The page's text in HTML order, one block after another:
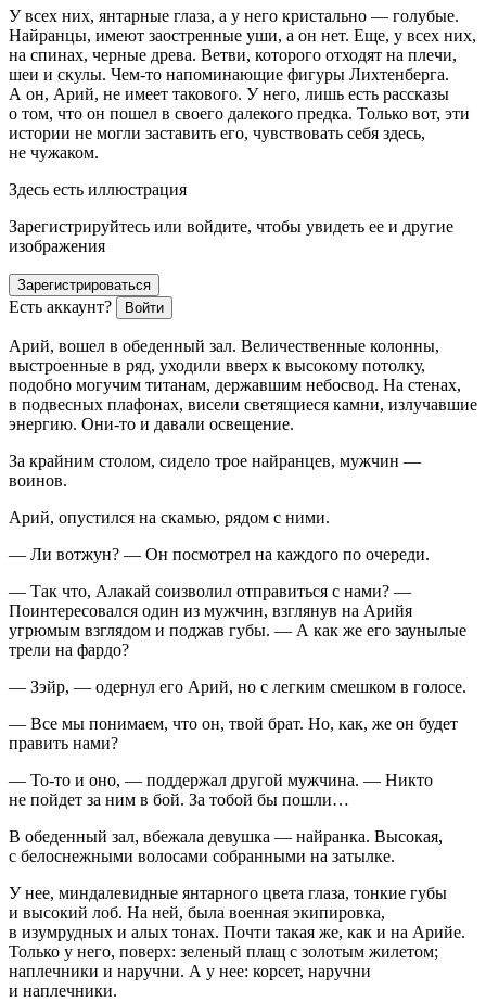
У всех них, янтарные глаза, а у него кристально — голубые.
Найранцы, имеют заостренные уши, а он нет. Еще, у всех них,
на спинах, черные древа. Ветви, которого отходят на плечи,
шеи и скулы. Чем-то напоминающие фигуры Лихтенберга.
А он, Арий, не имеет такового. У него, лишь есть рассказы
о том, что он пошел в своего далекого предка. Только вот, эти
истории не могли заставить его, чувствовать себя здесь,
не чужаком.
Здесь есть иллюстрация
Зарегистрируйтесь или войдите, чтобы увидеть ее и другие
изображения
Зарегистрироваться
Есть аккаунт? Войти
Арий, вошел в обеденный зал. Величественные колонны,
выстроенные в ряд, уходили вверх к высокому потолку,
подобно могучим титанам, державшим небосвод. На стенах,
в подвесных плафонах, висели светящиеся камни, излучавшие
энергию. Они-то и давали освещение.
За крайним столом, сидело трое найранцев, мужчин —
воинов.
Арий, опустился на скамью, рядом с ними.
— Ли вотжун? — Он посмотрел на каждого по очереди.
— Так что, Алакай соизволил отправиться с нами? —
Поинтересовался один из мужчин, взглянув на Арийя
угрюмым взглядом и поджав губы. — А как же его заунылые
трели на фардо?
— Зэйр, — одернул его Арий, но с легким смешком в голосе.
— Все мы понимаем, что он, твой брат. Но, как, же он будет
править нами?
— То-то и оно, — поддержал другой мужчина. — Никто
не пойдет за ним в бой. За тобой бы пошли…
В обеденный зал, вбежала девушка — найранка. Высокая,
с белоснежными волосами собранными на затылке.
У нее, миндалевидные янтарного цвета глаза, тонкие губы
и высокий лоб. На ней, была военная экипировка,
в изумрудных и алых тонах. Почти такая же, как и на Арийе.
Только у него, поверх: зеленый плащ с золотым жилетом;
наплечники и наручни. А у нее: корсет, наручни
и наплечники.